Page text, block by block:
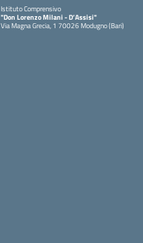
Istituto Comprensivo
"Don Lorenzo Milani - D’Assisi"
Via Magna Grecia, 1 70026 Modugno (Bari)
— Visita la pagina iniziale della scuola